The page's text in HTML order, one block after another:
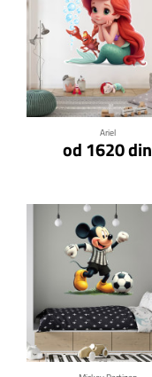
Ariel
od 1620 din
Klikni za detalje
Klikni za detalje